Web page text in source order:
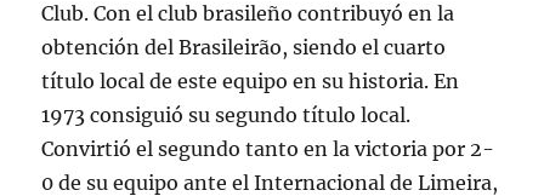
Club. Con el club brasileño contribuyó en la
obtención del Brasileirão, siendo el cuarto
título local de este equipo en su historia. En
1973 consiguió su segundo título local.
Convirtió el segundo tanto en la victoria por 2-
0 de su equipo ante el Internacional de Limeira,